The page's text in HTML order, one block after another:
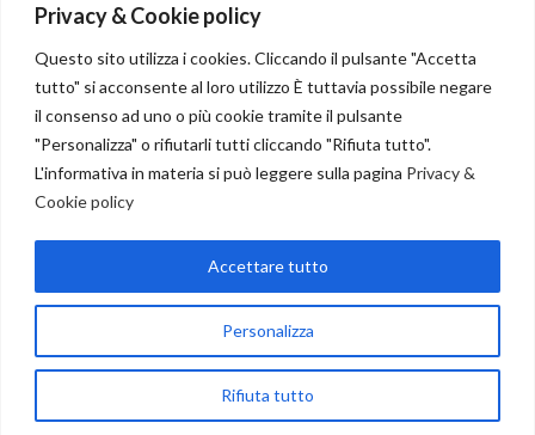
Privacy & Cookie policy
Questo sito utilizza i cookies. Cliccando il pulsante "Accetta
tutto" si acconsente al loro utilizzo È tuttavia possibile negare
il consenso ad uno o più cookie tramite il pulsante
"Personalizza" o rifiutarli tutti cliccando "Rifiuta tutto".
L'informativa in materia si può leggere sulla pagina Privacy &
Cookie policy
Personalizza
Rifiuta tutto
Accettare tutto
Seguici su:
Condizioni di vendita
Recesso
Copyright 2024
Carrello
My account